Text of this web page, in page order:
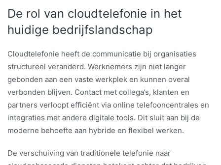
De rol van cloudtelefonie in het
huidige bedrijfslandschap
Cloudtelefonie heeft de communicatie bij organisaties
structureel veranderd. Werknemers zijn niet langer
gebonden aan een vaste werkplek en kunnen overal
verbonden blijven. Contact met collega’s, klanten en
partners verloopt efficiënt via online telefooncentrales en
integraties met andere digitale tools. Dit sluit aan bij de
moderne behoefte aan hybride en flexibel werken.
De verschuiving van traditionele telefonie naar